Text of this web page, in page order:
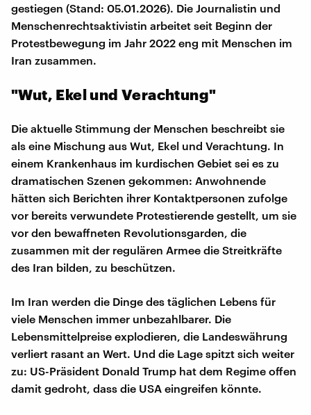
gestiegen (Stand: 05.01.2026). Die Journalistin und
Menschenrechtsaktivistin arbeitet seit Beginn der
Protestbewegung im Jahr 2022 eng mit Menschen im
Iran zusammen.
"Wut, Ekel und Verachtung"
Die aktuelle Stimmung der Menschen beschreibt sie
als eine Mischung aus Wut, Ekel und Verachtung. In
einem Krankenhaus im kurdischen Gebiet sei es zu
dramatischen Szenen gekommen: Anwohnende
hätten sich Berichten ihrer Kontaktpersonen zufolge
vor bereits verwundete Protestierende gestellt, um sie
vor den bewaffneten Revolutionsgarden, die
zusammen mit der regulären Armee die Streitkräfte
des Iran bilden, zu beschützen.
Im Iran werden die Dinge des täglichen Lebens für
viele Menschen immer unbezahlbarer. Die
Lebensmittelpreise explodieren, die Landeswährung
verliert rasant an Wert. Und die Lage spitzt sich weiter
zu: US-Präsident Donald Trump hat dem Regime offen
damit gedroht, dass die USA eingreifen könnte.